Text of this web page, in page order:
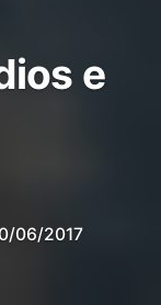
e
06/2017